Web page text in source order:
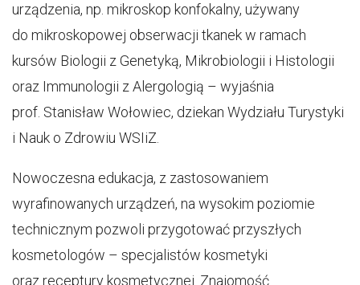
urządzenia, np. mikroskop konfokalny, używany
do mikroskopowej obserwacji tkanek w ramach
kursów Biologii z Genetyką, Mikrobiologii i Histologii
oraz Immunologii z Alergologią – wyjaśnia
prof. Stanisław Wołowiec, dziekan Wydziału Turystyki
i Nauk o Zdrowiu WSIiZ.
Nowoczesna edukacja, z zastosowaniem
wyrafinowanych urządzeń, na wysokim poziomie
technicznym pozwoli przygotować przyszłych
kosmetologów – specjalistów kosmetyki
oraz receptury kosmetycznej. Znajomość